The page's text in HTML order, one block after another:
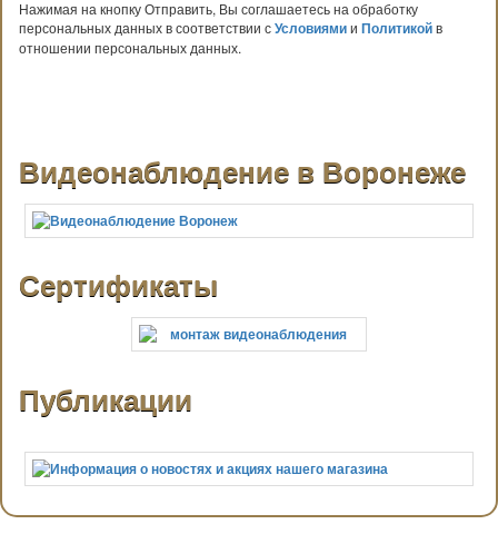
Нажимая на кнопку Отправить, Вы соглашаетесь на обработку
персональных данных в соответствии сУсловиямии Политикойв
отношении персональных данных.
Видеонаблюдение в Воронеже
Сертификаты
Публикации